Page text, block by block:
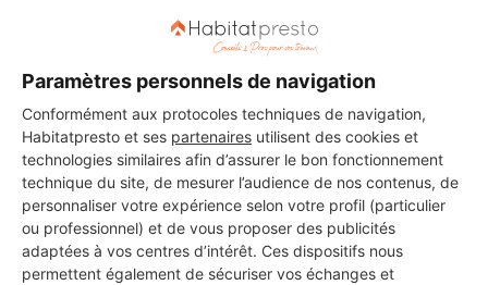
Paramètres personnels de navigation
Conformément aux protocoles techniques de navigation,
Habitatpresto et ses partenaires utilisent des cookies et
technologies similaires afin d’assurer le bon fonctionnement
technique du site, de mesurer l’audience de nos contenus, de
personnaliser votre expérience selon votre profil (particulier
ou professionnel) et de vous proposer des publicités
adaptées à vos centres d’intérêt. Ces dispositifs nous
permettent également de sécuriser vos échanges et
choisir ? Demandez des devis travauxauprès de notre réseau de 5 000
professionnels partout en France.
DEMANDER UN DEVIS